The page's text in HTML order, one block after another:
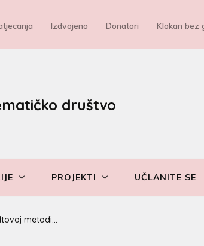
Izdvojeno Donatori Klokan bez
društvo
PROJEKTI UČLANITE SE
metodi…